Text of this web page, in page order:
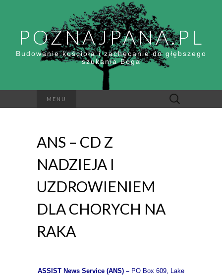
POZNAJPANA.PL
Budowanie kościoła i zachęcanie do głębszego
szukania Boga
MENU Szukaj:
ANS – CD Z
NADZIEJA I
UZDROWIENIEM
DLA CHORYCH NA
RAKA
ASSIST News Service (ANS) – PO Box 609, Lake